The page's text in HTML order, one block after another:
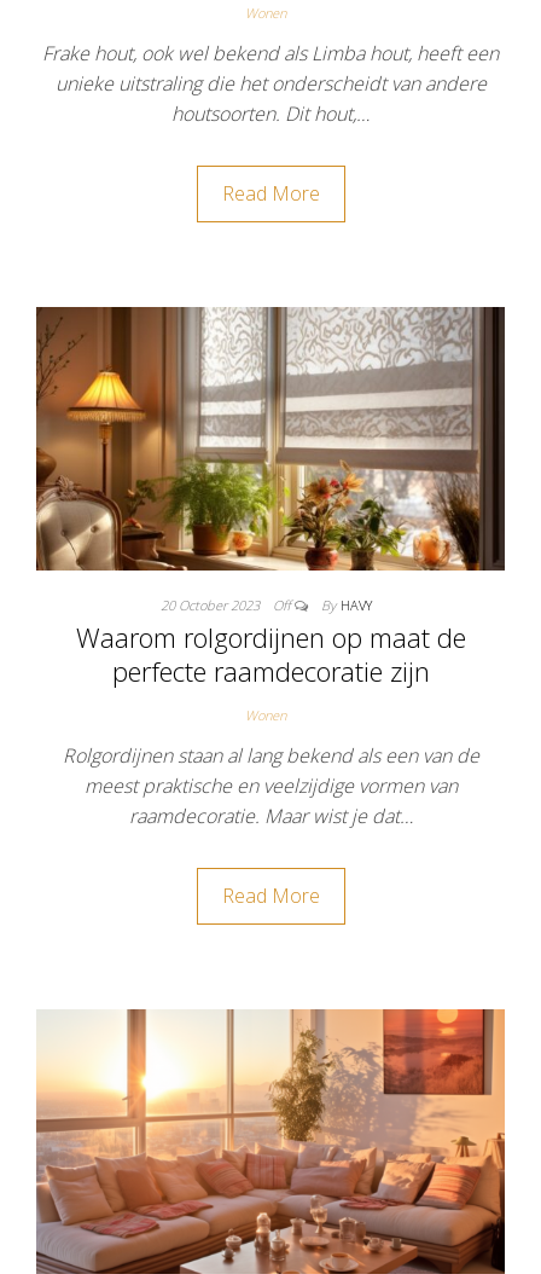
Wonen
Frake hout, ook wel bekend als Limba hout, heeft een
unieke uitstraling die het onderscheidt van andere
houtsoorten. Dit hout,…
Read More
20 October 2023 Off By HAVY
Waarom rolgordijnen op maat de
perfecte raamdecoratie zijn
Wonen
Rolgordijnen staan al lang bekend als een van de
meest praktische en veelzijdige vormen van
raamdecoratie. Maar wist je dat…
Read More